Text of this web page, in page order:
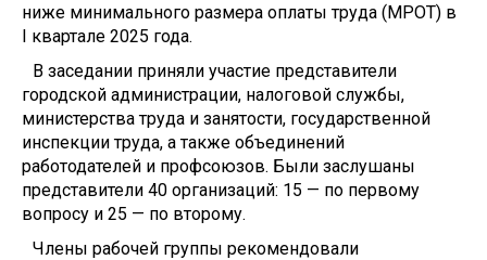
ниже минимального размера оплаты труда (МРОТ) в
I квартале 2025 года.
В заседании приняли участие представители
городской администрации, налоговой службы,
министерства труда и занятости, государственной
инспекции труда, а также объединений
работодателей и профсоюзов. Были заслушаны
представители 40 организаций: 15 — по первому
вопросу и 25 — по второму.
Члены рабочей группы рекомендовали